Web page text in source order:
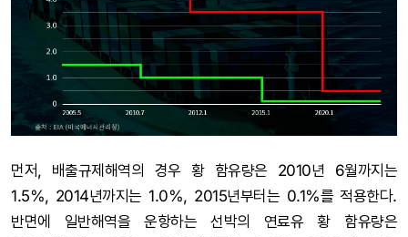
먼저, 배출규제해역의 경우 황 함유량은 2010년 6월까지는
1.5%, 2014년까지는 1.0%, 2015년부터는 0.1%를 적용한다.
반면에 일반해역을 운항하는 선박의 연료유 황 함유량은